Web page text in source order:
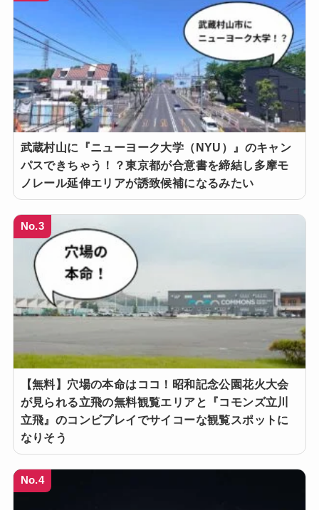
武蔵村山に『ニューヨーク大学（NYU）』のキャン
パスできちゃう！？東京都が合意書を締結し多摩モ
ノレール延伸エリアが誘致候補になるみたい
No.3
【無料】穴場の本命はココ！昭和記念公園花火大会
が見られる立飛の無料観覧エリアと『コモンズ立川
立飛』のコンビプレイでサイコーな観覧スポットに
なりそう
No.4